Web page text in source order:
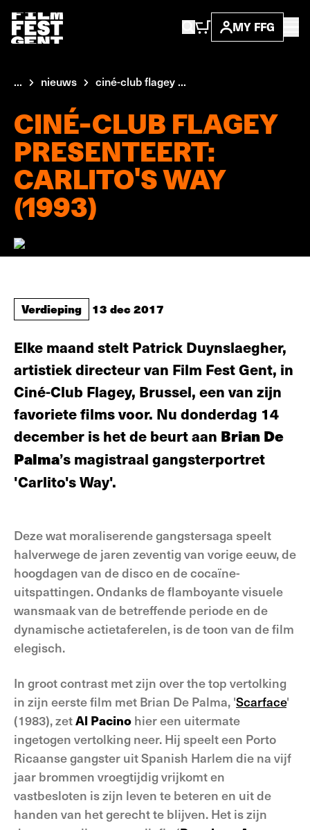
MY FFG
... nieuws ciné-club flagey ...
CINÉ-CLUB FLAGEY
PRESENTEERT:
CARLITO'S WAY
(1993)
Verdieping 13 dec 2017
Elke maand stelt Patrick Duynslaegher,
artistiek directeur van Film Fest Gent, in
Ciné-Club Flagey, Brussel, een van zijn
favoriete films voor. Nu donderdag 14
december is het de beurt aan Brian De
Palma’s magistraal gangsterportret
'Carlito's Way'.
Deze wat moraliserende gangstersaga speelt
halverwege de jaren zeventig van vorige eeuw, de
hoogdagen van de disco en de cocaïne-
uitspattingen. Ondanks de flamboyante visuele
wansmaak van de betreffende periode en de
dynamische actietaferelen, is de toon van de film
elegisch.
In groot contrast met zijn over the top vertolking
in zijn eerste film met Brian De Palma, 'Scarface'
(1983), zetAl Pacino hier een uitermate
ingetogen vertolking neer. Hij speelt een Porto
Ricaanse gangster uit Spanish Harlem die na vijf
jaar brommen vroegtijdig vrijkomt en
vastbesloten is zijn leven te beteren en uit de
handen van het gerecht te blijven. Het is zijn